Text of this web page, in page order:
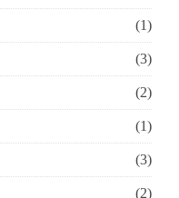
(1)
(3)
(2)
(1)
(3)
(2)